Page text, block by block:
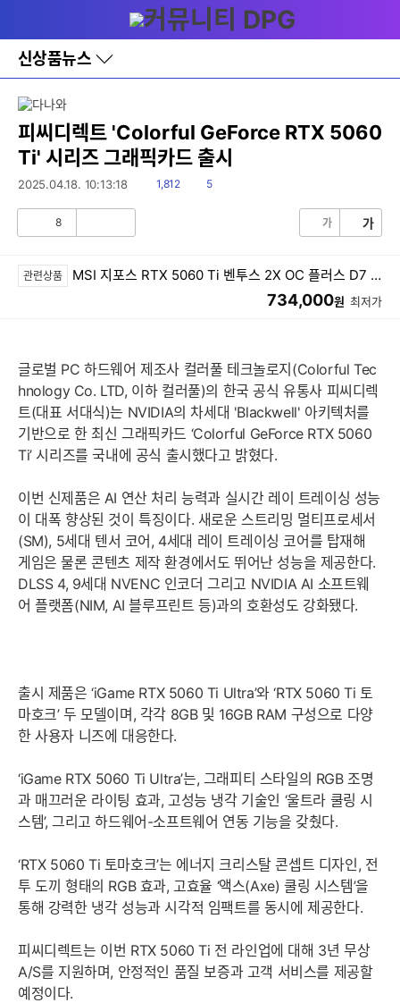
와
홈
신상품뉴스
바
로
레
이
어
토
피씨디렉트 'Colorful GeForce RTX 5060
Ti' 시리즈 그래픽카드 출시
2025.04.18. 10:13:18
읽
1,812
댓
5
8 가 가
관련상품 MSI 지포스 RTX 5060 Ti 벤투스 2X OC 플러스 D7 8GB
734,000원 최저가
글로벌 PC 하드웨어 제조사 컬러풀 테크놀로지(Colorful Tec
hnology Co. LTD, 이하 컬러풀)의 한국 공식 유통사 피씨디렉
트(대표 서대식)는 NVIDIA의 차세대 'Blackwell' 아키텍처를
기반으로 한 최신 그래픽카드 ‘Colorful GeForce RTX 5060
Ti’ 시리즈를 국내에 공식 출시했다고 밝혔다.
이번 신제품은 AI 연산 처리 능력과 실시간 레이 트레이싱 성능
이 대폭 향상된 것이 특징이다. 새로운 스트리밍 멀티프로세서
(SM), 5세대 텐서 코어, 4세대 레이 트레이싱 코어를 탑재해
게임은 물론 콘텐츠 제작 환경에서도 뛰어난 성능을 제공한다.
DLSS 4, 9세대 NVENC 인코더 그리고 NVIDIA AI 소프트웨
어 플랫폼(NIM, AI 블루프린트 등)과의 호환성도 강화됐다.
출시 제품은 ‘iGame RTX 5060 Ti Ultra’와 ‘RTX 5060 Ti 토
마호크’ 두 모델이며, 각각 8GB 및 16GB RAM 구성으로 다양
한 사용자 니즈에 대응한다.
‘iGame RTX 5060 Ti Ultra’는, 그래피티 스타일의 RGB 조명
과 매끄러운 라이팅 효과, 고성능 냉각 기술인 ‘울트라 쿨링 시
스템’, 그리고 하드웨어-소프트웨어 연동 기능을 갖췄다.
‘RTX 5060 Ti 토마호크’는 에너지 크리스탈 콘셉트 디자인, 전
투 도끼 형태의 RGB 효과, 고효율 ‘액스(Axe) 쿨링 시스템’을
통해 강력한 냉각 성능과 시각적 임팩트를 동시에 제공한다.
피씨디렉트는 이번 RTX 5060 Ti 전 라인업에 대해 3년 무상
A/S를 지원하며, 안정적인 품질 보증과 고객 서비스를 제공할
예정이다.